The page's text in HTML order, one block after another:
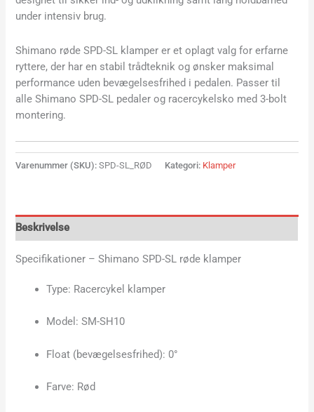
under intensiv brug.
Shimano røde SPD-SL klamper er et oplagt valg for erfarne
ryttere, der har en stabil trådteknik og ønsker maksimal
performance uden bevægelsesfrihed i pedalen. Passer til
alle Shimano SPD-SL pedaler og racercykelsko med 3-bolt
montering.
Varenummer (SKU):SPD-SL_RØD Kategori: Klamper
Beskrivelse
Specifikationer – Shimano SPD-SL røde klamper
Type: Racercykel klamper
Model: SM-SH10
Float (bevægelsesfrihed): 0°
Farve: Rød